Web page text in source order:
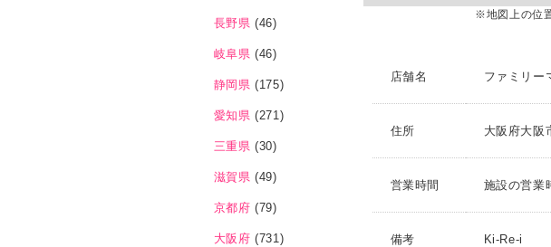
※地図上の位
店舗名 ファミリー
住所 大阪府大阪
営業時間 施設の営業
備考 Ki-Re-i
長野県 (46)
岐阜県 (46)
静岡県 (175)
愛知県 (271)
三重県 (30)
滋賀県 (49)
京都府 (79)
大阪府 (731)